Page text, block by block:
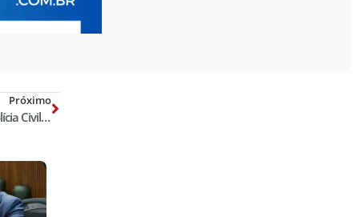
Próximo
Em pouco mais de uma semana, Polícia Civil de MS perde dois delegados para a Covid